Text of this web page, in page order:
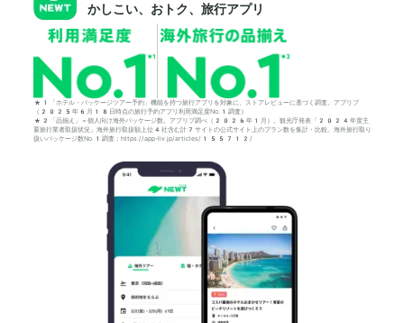
かしこい、おトク、旅行アプリ
*1「ホテル・パッケージツアー予約」機能を持つ旅行アプリを対象に、ストアレビューに基づく調査。アプリブ
（2025年6月18日時点の旅行予約アプリ利用満足度No.1調査）
*2「品揃え」＝個人向け海外パッケージ数。アプリブ調べ（2026年1月）。観光庁発表「2024年度主
要旅行業者取扱状況」海外旅行取扱額上位4社含む計7サイトの公式サイト上のプラン数を集計・比較。海外旅行取り
扱いパッケージ数No.1調査：https://app-liv.jp/articles/155712/